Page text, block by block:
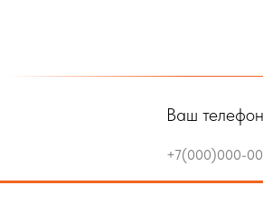
Ваш телефон